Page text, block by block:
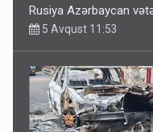
Rusiya Azərbaycan
5 Avqust 11:53